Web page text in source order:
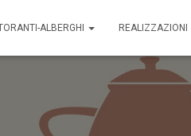
ALBERGHI REALIZZAZIONI